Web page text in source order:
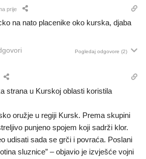
prije
na nato placenike oko kurska, djaba
Pogledaj odgovore (2)
strana u Kurskoj oblasti koristila
oružje u regiji Kursk. Prema skupini
punjeno spojem koji sadrži klor.
udisati sada se grči i povraća. Poslani
sluznice” – objavio je izvješće vojni